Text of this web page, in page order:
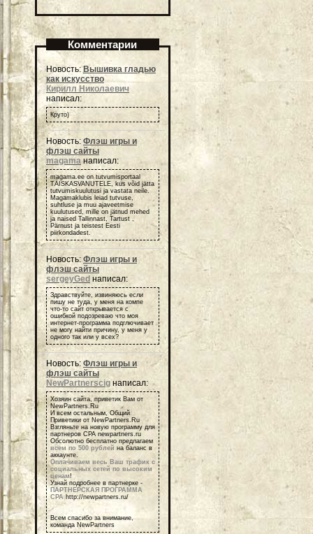
Комментарии
Новость:Вышивка гладью
как искусство
Кирилл Николаевич
написал:
Круто)
Новость: Флэш игры и
флэш сайты
magama написал:
magama.ee on tutvumisportaal
TÄISKASVANUTELE, kus võid jätta
tutvumiskuulutusi ja vastata neile.
Magamaklubis leiad tutvuse,
suhtluse ja muu ajaveetmise
kuulutused, mille on jätnud mehed
ja naised Tallinnast, Tartust ,
Pärnust ja teistest Eesti
piirkondadest.
Новость: Флэш игры и
флэш сайты
sergeyGed написал:
Здравствуйте, извиняюсь если
пишу не туда, у меня на компе
что-то сайт открывается с
ошибкой подозреваю что моя
интернет-программа подглючивает
не могу найти причину, у меня у
одного так или у всех?
Новость: Флэш игры и
флэш сайты
NewPartnerscig написал:
Хозяин сайта, приветик Вам от
NewPartners.Ru
И всем остальным, Общий
Приветики от NewPartners.Ru
Взгляньте на новую программу для
партнеров СРА newpartners.ru
Обсолютно бесплатно предлагаем
всем по 500 рублей на баланс в
аккаунте.
Оплачиваем весь Ваш трафик с
социальных сетей по высоким
ценам!
Узнай подробнее в партнерке -
ПАРТНЕРСКАЯ ПРОГРАММА
СРА http://newpartners.ru/
Всем спасибо за внимание,
команда NewPartners